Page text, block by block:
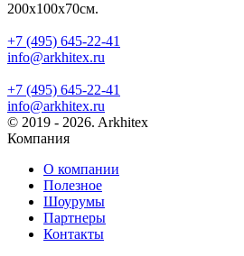
200х100х70см.
+7 (495) 645-22-41
info@arkhitex.ru
+7 (495) 645-22-41
info@arkhitex.ru
© 2019 - 2026. Arkhitex
Компания
О компании
Полезное
Шоурумы
Партнеры
Контакты